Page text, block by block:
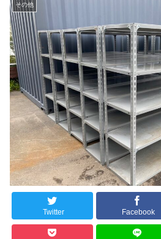
その他
Twitter Facebook